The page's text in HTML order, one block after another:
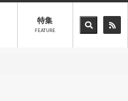
特集
FEATURE